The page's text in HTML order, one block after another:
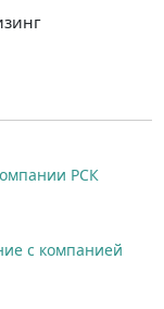
РСК
с компанией